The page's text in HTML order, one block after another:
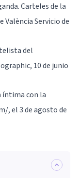
Carteles de la
València Servicio de
del
10 de junio
íntima con la
, el 3 de agosto de